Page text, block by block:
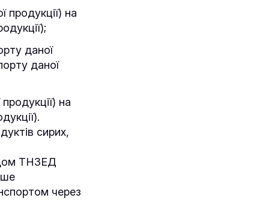
продукції) на
даної
даної
на
сирих,
ТНЗЕД
через